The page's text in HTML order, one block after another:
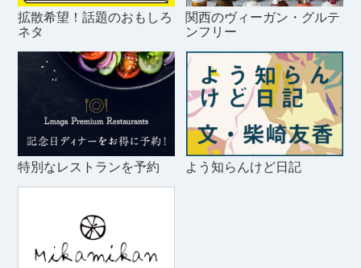
拡散希望！話題のおもしろ
ネタ
関西のヴィーガン・グルテ
ンフリー
特別なレストランを予約 よう知らんけど日記